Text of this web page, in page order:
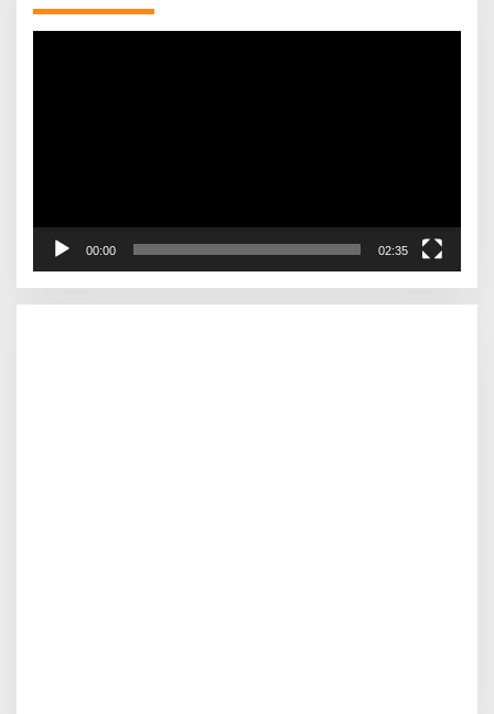
00:00 02:35